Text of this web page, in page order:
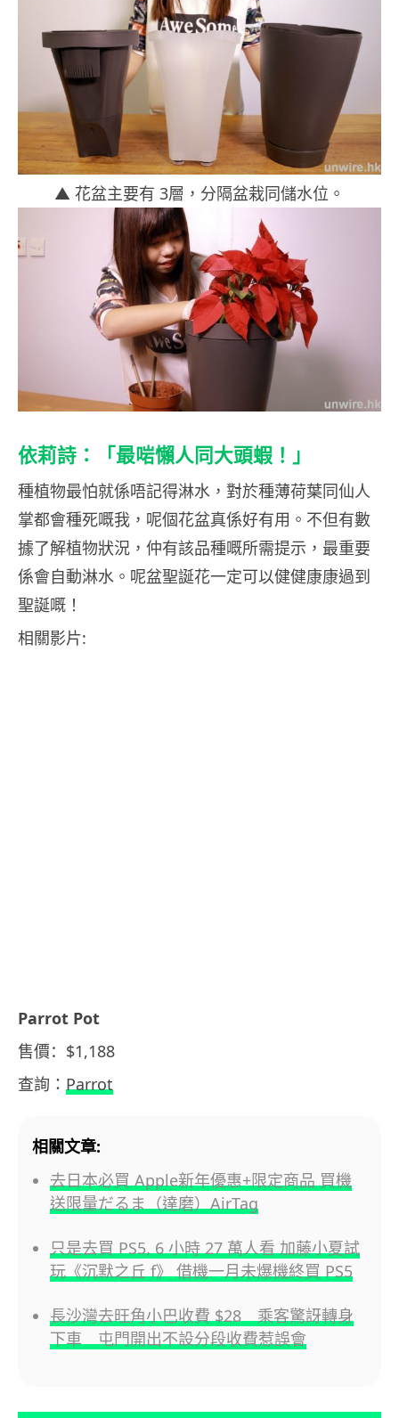
▲ 花盆主要有 3層，分隔盆栽同儲水位。
依莉詩：「最啱懶人同大頭蝦！」
種植物最怕就係唔記得淋水，對於種薄荷葉同仙人
掌都會種死嘅我，呢個花盆真係好有用。不但有數
據了解植物狀況，仲有該品種嘅所需提示，最重要
係會自動淋水。呢盆聖誕花一定可以健健康康過到
聖誕嘅！
相關影片:
Parrot Pot
售價： $1,188
查詢： Parrot
相關文章:
去日本必買 Apple新年優惠+限定商品 買機
送限量だるま（達磨）AirTag
只是去買 PS5, 6 小時 27 萬人看 加藤小夏試
玩《沉默之丘 f》 借機一月未爆機終買 PS5
長沙灣去旺角小巴收費 $28 乘客驚訝轉身
下車 屯門開出不設分段收費惹誤會